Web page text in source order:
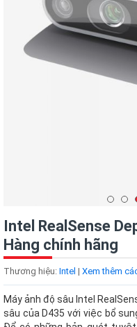
Intel RealSense
Hàng chính hãng
Thương hiệu: Intel | Xem thêm
Máy ảnh độ sâu Intel
sâu của D435 với việc bổ